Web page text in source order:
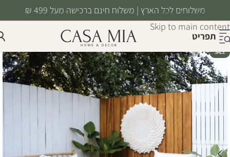
Skip to navigation
Skip to main content
משלוחים לכל הארץ | משלוח חינם ברכישה מעל 499 ₪
תפריט
SALE